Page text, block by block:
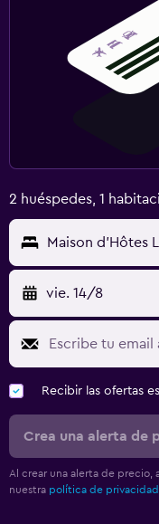
2 huéspedes, 1
Maison d'Hôtes
vie. 14/8
Recibir las ofertas
Crea una alerta de
Al crear una alerta de precio,
nuestra política de privacidad.